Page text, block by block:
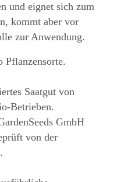
und eignet sich zum
kommt aber vor
zur Anwendung.
Pflanzensorte.
Saatgut von
Betrieben.
GmbH
von der